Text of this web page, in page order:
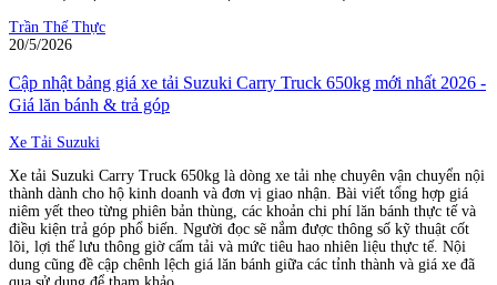
Trần Thế Thực
20/5/2026
Cập nhật bảng giá xe tải Suzuki Carry Truck 650kg mới nhất 2026 -
Giá lăn bánh & trả góp
Xe Tải Suzuki
Xe tải Suzuki Carry Truck 650kg là dòng xe tải nhẹ chuyên vận chuyển nội
thành dành cho hộ kinh doanh và đơn vị giao nhận. Bài viết tổng hợp giá
niêm yết theo từng phiên bản thùng, các khoản chi phí lăn bánh thực tế và
điều kiện trả góp phổ biến. Người đọc sẽ nắm được thông số kỹ thuật cốt
lõi, lợi thế lưu thông giờ cấm tải và mức tiêu hao nhiên liệu thực tế. Nội
dung cũng đề cập chênh lệch giá lăn bánh giữa các tỉnh thành và giá xe đã